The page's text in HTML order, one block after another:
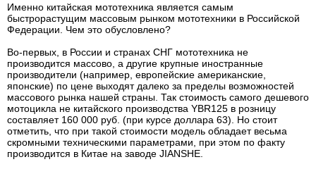
Именно китайская мототехника является самым
быстрорастущим массовым рынком мототехники в Российской
Федерации. Чем это обусловлено?
Во-первых, в России и странах СНГ мототехника не
производится массово, а другие крупные иностранные
производители (например, европейские американские,
японские) по цене выходят далеко за пределы возможностей
массового рынка нашей страны. Так стоимость самого дешевого
мотоцикла не китайского производства YBR125 в розницу
составляет 160 000 руб. (при курсе доллара 63). Но стоит
отметить, что при такой стоимости модель обладает весьма
скромными техническими параметрами, при этом по факту
производится в Китае на заводе JIANSHE.